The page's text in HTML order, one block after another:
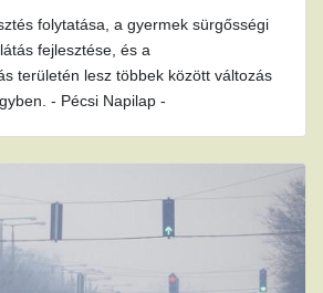
folytatása, a gyermek sürgősségi
fejlesztése, és a
területén lesz többek között változás
- Pécsi Napilap -